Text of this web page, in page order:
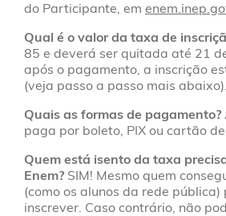
do Participante, em
Qual é o valor da taxa de
85 e deverá ser quitada até 21
após o pagamento, a inscrição
(veja passo a passo mais abaixo).
Quais as formas de pagamento?
paga por boleto, PIX ou cartão
Quem está isento da taxa
Enem? SIM! Mesmo quem
(como os alunos da rede pública)
inscrever. Caso contrário, não